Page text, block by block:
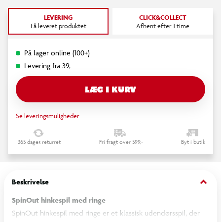
LEVERING
Få leveret produktet
CLICK&COLLECT
Afhent efter 1 time
På lager online (100+)
Levering fra 39,-
LÆG I KURV
Se leveringsmuligheder
365 dages returret Fri fragt over 599,- Byt i butik
Beskrivelse keyboard_arrow_down
SpinOut hinkespil med ringe
SpinOut hinkespil med ringe er et klassisk udendørsspil, der